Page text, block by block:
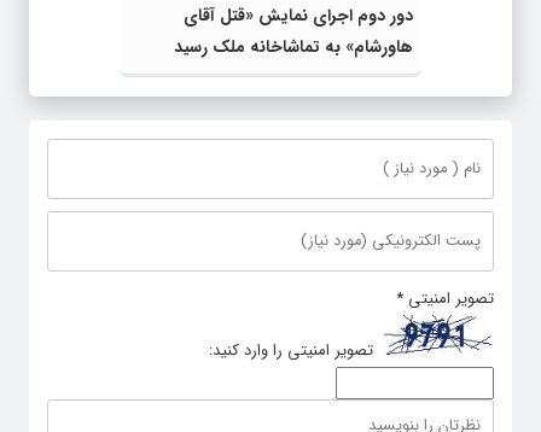
دور دوم اجرای نمایش «قتل آقای
هاورشام» به تماشاخانه ملک رسید
تصویر امنیتی *
تصویر امنیتی را وارد کنید: